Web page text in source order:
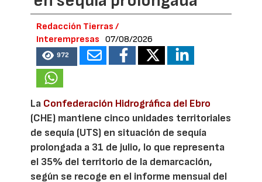
Redacción Tierras /
Interempresas
07/08/2026
972
La Confederación Hidrográfica del Ebro
(CHE) mantiene cinco unidades territoriales
de sequía (UTS) en situación de sequía
prolongada a 31 de julio, lo que representa
el 35% del territorio de la demarcación,
según se recoge en el informe mensual del